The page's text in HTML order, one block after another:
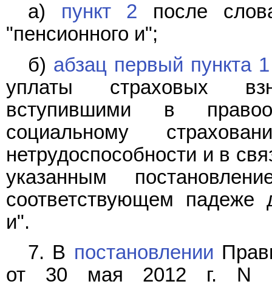
а) пункт 2 после
"пенсионного и";
б) абзац первый пункта 1
уплаты страховых
вступившими в
социальному
нетрудоспособности и в
указанным
соответствующем падеже
и".
7. В постановлении
от 30 мая 2012 г. N